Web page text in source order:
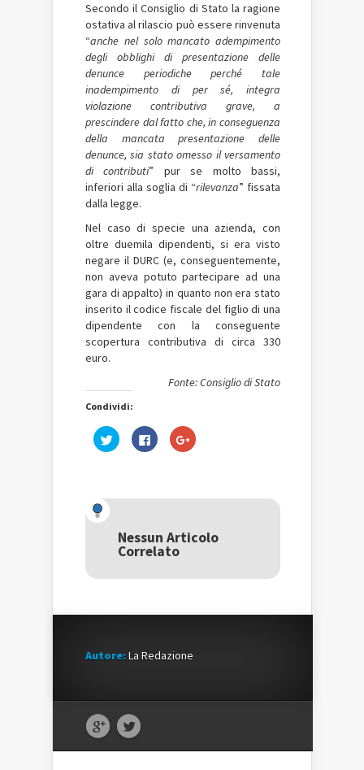
Secondo il Consiglio di Stato la ragione
ostativa al rilascio può essere rinvenuta
“anche nel solo mancato adempimento
degli obblighi di presentazione delle
denunce periodiche perché tale
inadempimento di per sé, integra
violazione contributiva grave, a
prescindere dal fatto che, in conseguenza
della mancata presentazione delle
denunce, sia stato omesso il versamento
di contributi” pur se molto bassi,
inferiori alla soglia di “rilevanza” fissata
dalla legge.
Nel caso di specie una azienda, con
oltre duemila dipendenti, si era visto
negare il DURC (e, conseguentemente,
non aveva potuto partecipare ad una
gara di appalto) in quanto non era stato
inserito il codice fiscale del figlio di una
dipendente con la conseguente
scopertura contributiva di circa 330
euro.
Fonte: Consiglio di Stato
Condividi:
Fai
clic
una
nuova
finestra)
Fai
clic
nuova
finestra)
Fai
clic
una
nuova
Nessun Articolo
Correlato
Autore:La Redazione